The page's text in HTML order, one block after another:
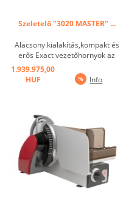
Szeletelő "3020 MASTER" ...
Alacsony kialakítás,kompakt és
erős Exact vezetőhornyok az
ütközőben, a kocsiban és a
penge fedőlemezében Motor
dupla golyóscsapágyas
pengetakaró lemez Piezzo ...
1.939.975,00
HUF
Info